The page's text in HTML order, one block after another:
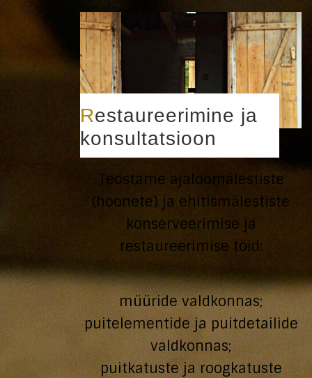
Restaureerimine ja
konsultatsioon
Teostame ajaloomälestiste
(hoonete) ja ehitismälestiste
konserveerimise ja
restaureerimise töid:
müüride valdkonnas;
puitelementide ja puitdetailide
valdkonnas;
puitkatuste ja roogkatuste